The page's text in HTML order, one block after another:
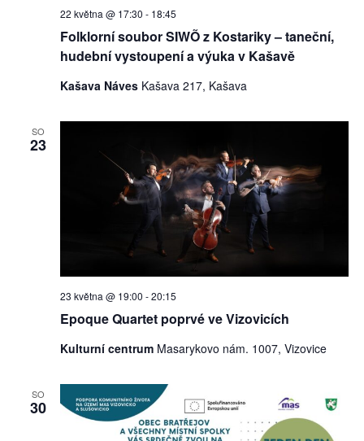
Folklorní soubor SIWÕ z Kostariky – taneční,
hudební vystoupení a výuka v Kašavě
22 května @ 17:30 - 18:45
Kašava Náves Kašava 217, Kašava
SO
23
Epoque Quartet poprvé ve Vizovicích
23 května @ 19:00 -20:15
Kulturní centrum Masarykovo nám. 1007, Vizovice
SO
30